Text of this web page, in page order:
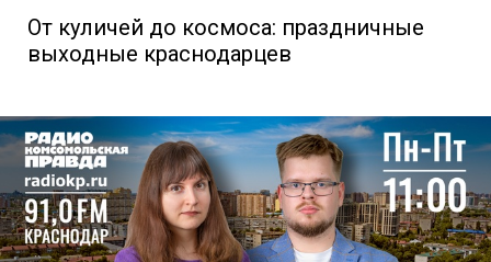
От куличей до космоса: праздничные
выходные краснодарцев